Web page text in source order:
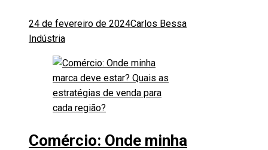
24 de fevereiro de 2024Carlos Bessa
Indústria
Comércio: Onde minha